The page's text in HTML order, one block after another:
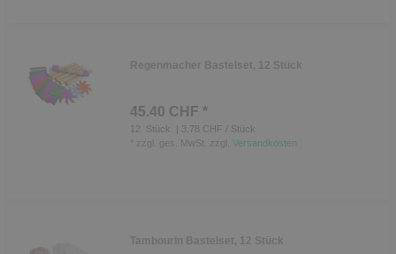
Regenmacher Bastelset, 12 Stück
45.40 CHF *
12 Stück
| 3.78 CHF / Stück
zzgl. ges. MwSt. zzgl. Versandkosten
Tambourin Bastelset, 12 Stück